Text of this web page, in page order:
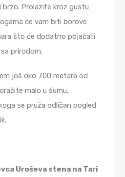
Prolazite kroz gustu
će vam biti borove
što će dodatno pojačati
prirodom.
još oko 700 metara od
malo u šumu,
se pruža odličan pogled
Uroševa stena na Tari